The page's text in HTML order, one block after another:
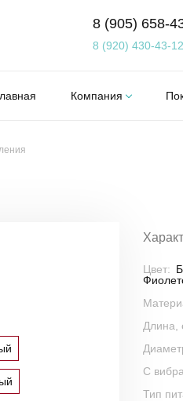
8 (905) 658-
8 (920) 430-43-12
Компания
Цвет:
Длина,
С
Тип